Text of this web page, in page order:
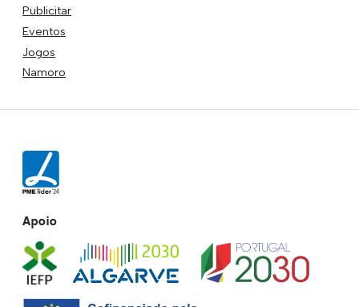
Publicitar
Eventos
Jogos
Namoro
Apoio